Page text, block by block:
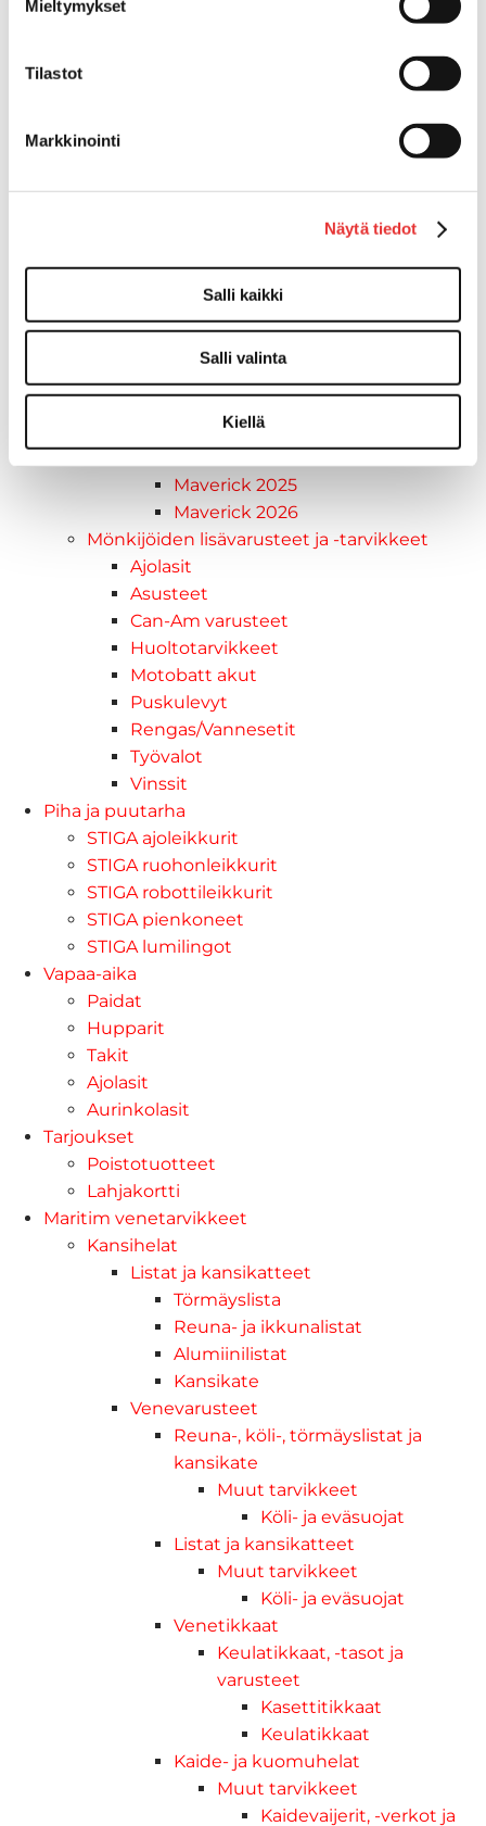
Mieltymykset
Tilastot
Markkinointi
Näytä tiedot
Salli kaikki
Salli valinta
Kiellä
Ski-Doo vapaa-ajan asusteet
Variaattorin hihnat
Can-Am traktorimönkijät
Can-Am traktorimönkijät 2025
Can-Am traktorimönkijät 2026
Can-Am SSV-Mallit
Traxter 2025
Traxter 2026
Maverick 2025
Maverick 2026
Mönkijöiden lisävarusteet ja -tarvikkeet
Ajolasit
Asusteet
Can-Am varusteet
Huoltotarvikkeet
Motobatt akut
Puskulevyt
Rengas/Vannesetit
Työvalot
Vinssit
Piha ja puutarha
STIGA ajoleikkurit
STIGA ruohonleikkurit
STIGA robottileikkurit
STIGA pienkoneet
STIGA lumilingot
Vapaa-aika
Paidat
Hupparit
Takit
Ajolasit
Aurinkolasit
Tarjoukset
Poistotuotteet
Lahjakortti
Maritim venetarvikkeet
Kansihelat
Listat ja kansikatteet
Törmäyslista
Reuna- ja ikkunalistat
Alumiinilistat
Kansikate
Venevarusteet
Reuna-, köli-, törmäyslistat ja
kansikate
Muut tarvikkeet
Köli- ja eväsuojat
Listat ja kansikatteet
Muut tarvikkeet
Köli- ja eväsuojat
Venetikkaat
Keulatikkaat, -tasot ja
varusteet
Kasettitikkaat
Keulatikkaat
Kaide- ja kuomuhelat
Muut tarvikkeet
Kaidevaijerit, -verkot ja